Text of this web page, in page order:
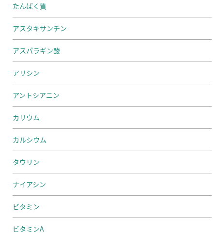
たんぱく質
アスタキサンチン
アスパラギン酸
アリシン
アントシアニン
カリウム
カルシウム
タウリン
ナイアシン
ビタミン
ビタミンA